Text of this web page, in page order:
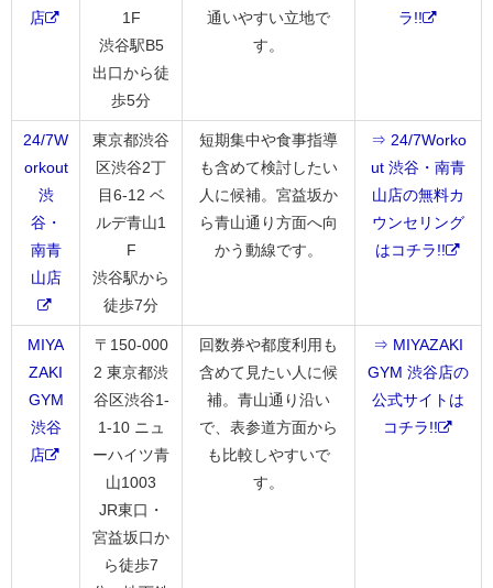
店
1F
渋谷駅B5
出口から徒
歩5分
通いやすい立地で
す。
ラ!!
24/7W
orkout
渋
谷・
南青
山店
東京都渋谷
区渋谷2丁
目6-12 ベ
ルデ青山1
F
渋谷駅から
徒歩7分
短期集中や食事指導
も含めて検討したい
人に候補。宮益坂か
ら青山通り方面へ向
かう動線です。
⇒ 24/7Worko
ut 渋谷・南青
山店の無料カ
ウンセリング
はコチラ!!
MIYA
ZAKI
GYM
渋谷
店
〒150-000
2 東京都渋
谷区渋谷1-
1-10 ニュ
ーハイツ青
山1003
JR東口・
宮益坂口か
ら徒歩7
回数券や都度利用も
含めて見たい人に候
補。青山通り沿い
で、表参道方面から
も比較しやすいで
す。
⇒ MIYAZAKI
GYM 渋谷店の
公式サイトは
コチラ!!